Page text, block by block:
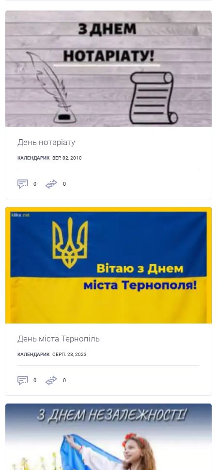
День нотаріату
КАЛЕНДАРИК ВЕР. 02, 2010
0 0
День міста Тернопіль
КАЛЕНДАРИК СЕРП. 28, 2023
0 0